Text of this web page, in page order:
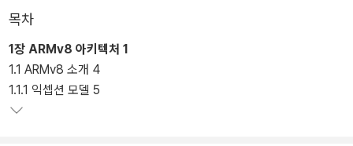
목차
1장 ARMv8 아키텍처 1
1.1 ARMv8 소개 4
1.1.1 익셉션 모델 5